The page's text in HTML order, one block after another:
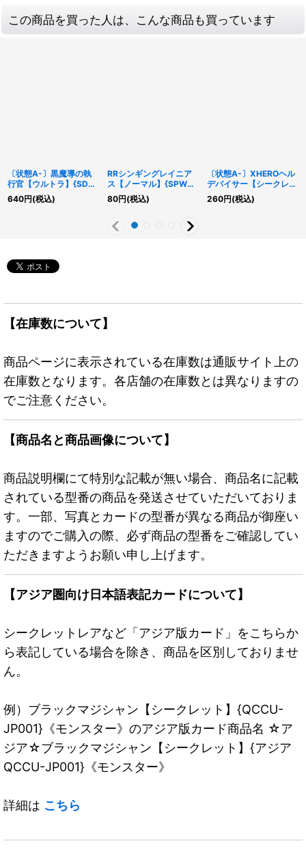
この商品を買った人は、こんな商品も買っています
〔状態A-〕黒魔導の執
行官【ウルトラ】{SD6-
JP001}《モンスター》
640円(税込)
RRシンギングレイニア
ス【ノーマル】{SPWR-
JP018}《モンスター》
80円(税込)
〔状態A-〕XHEROヘル
デバイサー【シークレッ
ト】{QCCU-JP186}
《リンク》
260円(税込)
【在庫数について】
商品ページに表示されている在庫数は通販サイト上の
在庫数となります。各店舗の在庫数とは異なりますの
でご注意ください。
【商品名と商品画像について】
商品説明欄にて特別な記載が無い場合、商品名に記載
されている型番の商品を発送させていただいておりま
す。一部、写真とカードの型番が異なる商品が御座い
ますのでご購入の際、必ず商品の型番をご確認してい
ただきますようお願い申し上げます。
【アジア圏向け日本語表記カードについて】
シークレットレアなど「アジア版カード」をこちらか
ら表記している場合を除き、商品を区別しておりませ
ん。
例）ブラックマジシャン【シークレット】{QCCU-
JP001}《モンスター》のアジア版カード商品名 ☆ア
ジア☆ブラックマジシャン【シークレット】{アジア
QCCU-JP001}《モンスター》
詳細は こちら